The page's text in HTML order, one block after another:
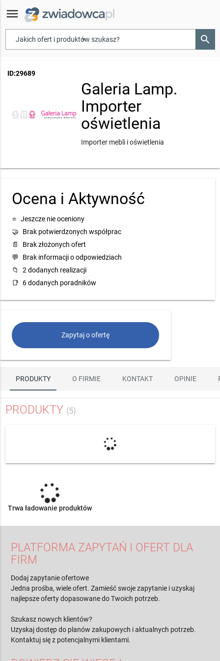
menu
▾ search
ID:29689
Galeria Lamp.
Importer
oświetlenia
Importer mebli i oświetlenia
Ocena i Aktywność
⭐ Jeszcze nie oceniony
🤝 Brak potwierdzonych współprac
📄
Brak złożonych ofert
💬
Brak informacji o odpowiedziach
📁
2 dodanych realizacji
📑
6 dodanych poradników
Zapytaj o ofertę
PRODUKTY O FIRMIE KONTAKT OPINIE
PRODUKTY (5)
Trwa ładowanie produktów
PLATFORMA ZAPYTAŃ I OFERT DLA
FIRM
Dodaj zapytanie ofertowe
Jedna prośba, wiele ofert. Zamieść swoje zapytanie i uzyskaj
najlepsze oferty dopasowane do Twoich potrzeb.
Szukasz nowych klientów?
Uzyskaj dostęp do planów zakupowych i aktualnych potrzeb.
Kontaktuj się z potencjalnymi klientami.